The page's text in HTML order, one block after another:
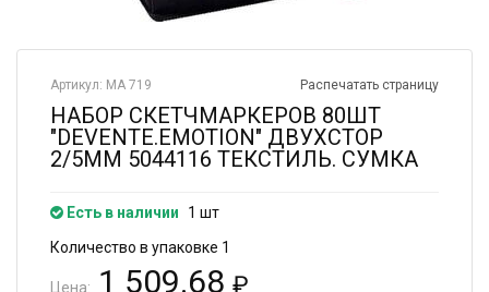
Распечатать страницу
Артикул: МА 719
НАБОР СКЕТЧМАРКЕРОВ 80ШТ
"DEVENTE.EMOTION" ДВУХСТОР
2/5ММ 5044116 ТЕКСТИЛЬ. СУМКА
Есть в наличии
1 шт
Количество в упаковке 1
Цена: 1 509.68 ₽